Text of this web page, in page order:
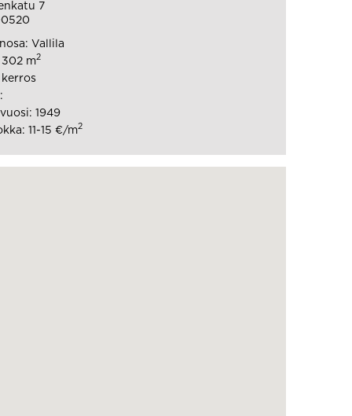
7
Vallila
m2
1949
11-15 €/m2